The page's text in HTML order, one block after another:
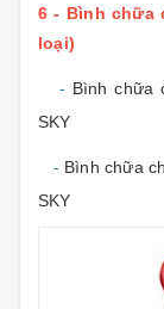
6 - Bình chữa
loại)
- Bình chữa
SKY
- Bình chữa
SKY